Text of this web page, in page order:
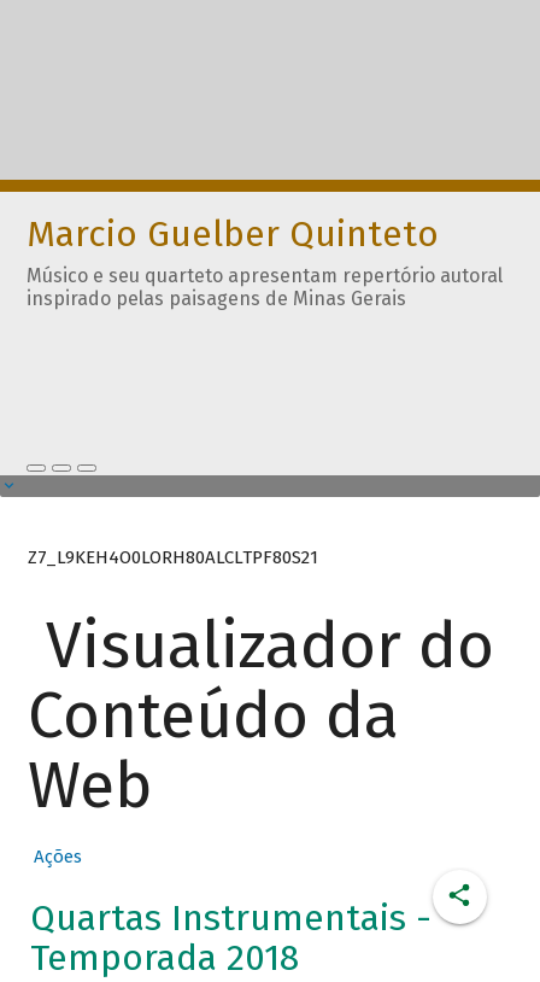
Marcio Guelber Quinteto
Músico e seu quarteto apresentam repertório autoral
inspirado pelas paisagens de Minas Gerais
Z7_L9KEH4O0LORH80ALCLTPF80S21
Visualizador do
Conteúdo da
Web
Ações
Quartas Instrumentais -
Temporada 2018